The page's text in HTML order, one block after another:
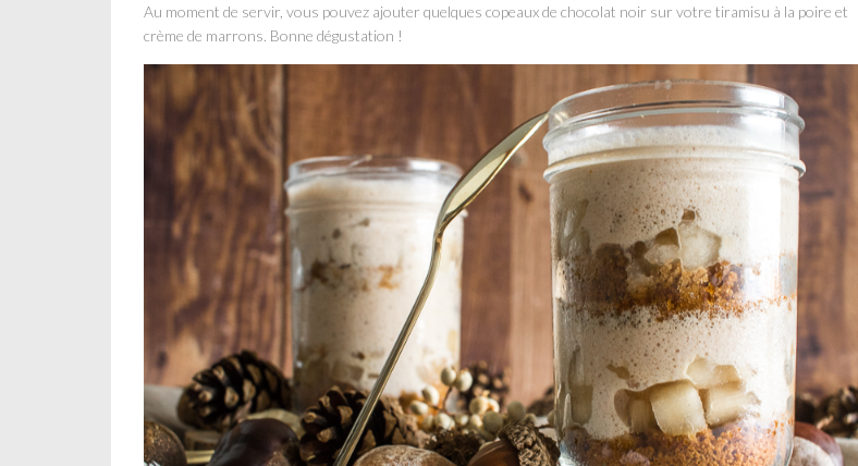
Au moment de servir, vous pouvez ajouter quelques copeaux de chocolat noir sur votre tiramisu à la poire et
crème de marrons. Bonne dégustation !